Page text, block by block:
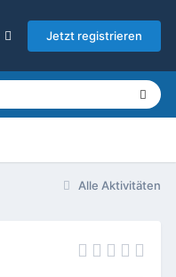
Jetzt registrieren
Alle Aktivitäten